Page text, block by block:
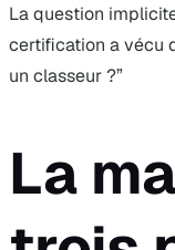
La question
certification a vécu
un classeur ?”
La